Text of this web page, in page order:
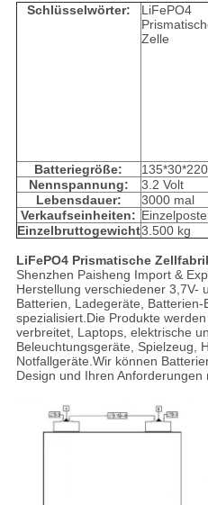
Schlüsselwörter:
LiFePO4
Zelle
Batteriegröße:
Nennspannung:
3.2 Volt
Lebensdauer:
3000 mal
Verkaufseinheiten:
Einzelbruttogewicht3.500 kg
LiFePO4 Prismatische
Shenzhen Paisheng Import &
Herstellung verschiedener 3,7V-
Batterien, Ladegeräte, Batterien-
spezialisiert.Die Produkte
verbreitet, Laptops, elektrische
Beleuchtungsgeräte, Spielzeug,
Notfallgeräte.Wir können
Design und Ihren Anforderungen